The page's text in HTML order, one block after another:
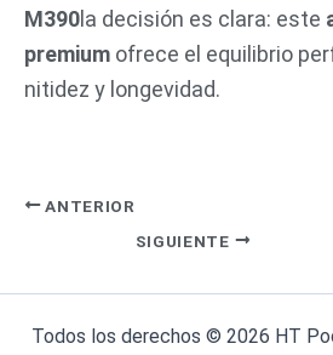
M390 la decisión es clara: este
premium ofrece el equilibrio
nitidez y longevidad.
ANTERIOR
SIGUIENTE
Todos los derechos © 2026 HT